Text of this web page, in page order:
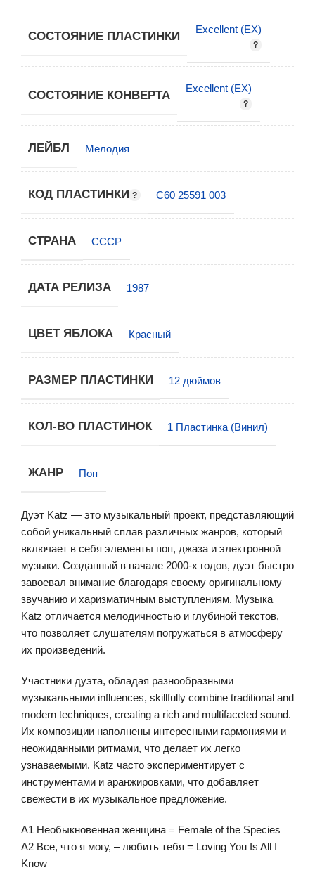
СОСТОЯНИЕ ПЛАСТИНКИ
Excellent (EX)
СОСТОЯНИЕ КОНВЕРТА
Excellent (EX)
ЛЕЙБЛ Мелодия
КОД ПЛАСТИНКИ С60 25591 003
СТРАНА СССР
ДАТА РЕЛИЗА 1987
ЦВЕТ ЯБЛОКА Красный
РАЗМЕР ПЛАСТИНКИ 12 дюймов
КОЛ-ВО ПЛАСТИНОК 1 Пластинка (Винил)
ЖАНР Поп
Дуэт Katz — это музыкальный проект, представляющий
собой уникальный сплав различных жанров, который
включает в себя элементы поп, джаза и электронной
музыки. Созданный в начале 2000-х годов, дуэт быстро
завоевал внимание благодаря своему оригинальному
звучанию и харизматичным выступлениям. Музыка
Katz отличается мелодичностью и глубиной текстов,
что позволяет слушателям погружаться в атмосферу
их произведений.
Участники дуэта, обладая разнообразными
музыкальными influences, skillfully combine traditional and
modern techniques, creating a rich and multifaceted sound.
Их композиции наполнены интересными гармониями и
неожиданными ритмами, что делает их легко
узнаваемыми. Katz часто экспериментирует с
инструментами и аранжировками, что добавляет
свежести в их музыкальное предложение.
A1 Необыкновенная женщина = Female of the Species
A2 Все, что я могу, – любить тебя = Loving You Is All I
Know